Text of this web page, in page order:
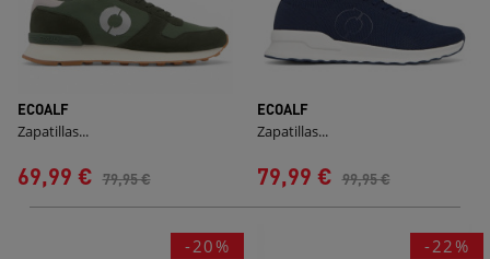
ECOALF
Zapatillas...
69,99 € 79,95 €
ECOALF
Zapatillas...
79,99 € 99,95 €
-20% -22%